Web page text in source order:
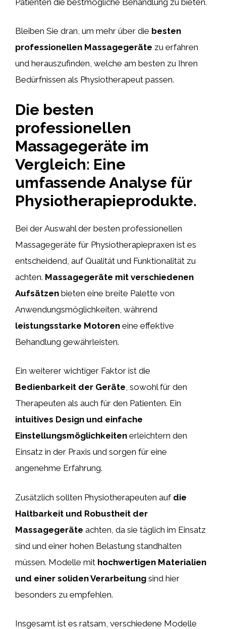
Bleiben Sie dran, um mehr über die besten
professionellen Massagegeräte zu erfahren
und herauszufinden, welche am besten zu Ihren
Bedürfnissen als Physiotherapeut passen.
Die besten
professionellen
Massagegeräte im
Vergleich: Eine
umfassende Analyse für
Physiotherapieprodukte.
Bei der Auswahl der besten professionellen
Massagegeräte für Physiotherapiepraxen ist es
entscheidend, auf Qualität und Funktionalität zu
achten. Massagegeräte mit verschiedenen
Aufsätzen bieten eine breite Palette von
Anwendungsmöglichkeiten, während
leistungsstarke Motoren eine effektive
Behandlung gewährleisten.
Ein weiterer wichtiger Faktor ist die
Bedienbarkeit der Geräte, sowohl für den
Therapeuten als auch für den Patienten. Ein
intuitives Design und einfache
Einstellungsmöglichkeiten erleichtern den
Einsatz in der Praxis und sorgen für eine
angenehme Erfahrung.
Zusätzlich sollten Physiotherapeuten auf die
Haltbarkeit und Robustheit der
Massagegeräte achten, da sie täglich im Einsatz
sind und einer hohen Belastung standhalten
müssen. Modelle mit hochwertigen Materialien
und einer soliden Verarbeitung sind hier
besonders zu empfehlen.
Insgesamt ist es ratsam, verschiedene Modelle